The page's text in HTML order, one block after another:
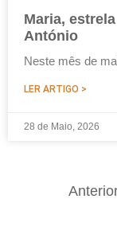
Maria,
António
Neste mês de
LER ARTIGO >
28 de Maio, 2026